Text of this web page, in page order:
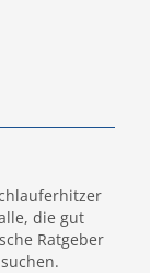
die gut
Ratgeber